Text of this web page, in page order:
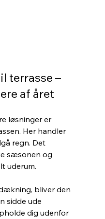
terrasse –
af året
løsninger er
Her handler
regn. Det
sæsonen og
uderum.
bliver den
sidde ude
dig udenfor